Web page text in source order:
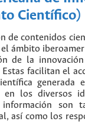
Científico)
de contenidos
ámbito
de la
facilitan el
generada
en los diversos
son
así como los